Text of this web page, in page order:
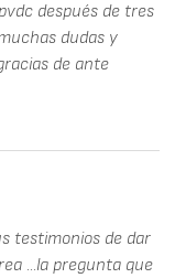
después de tres
dudas y
de ante
testimonios de dar
...la pregunta que